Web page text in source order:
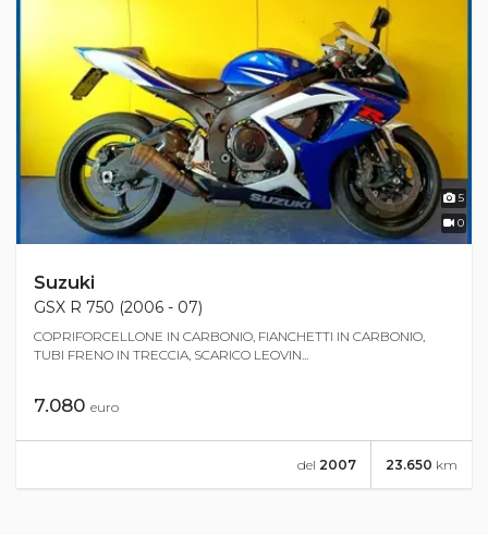
5
0
Suzuki
GSX R 750 (2006 - 07)
COPRIFORCELLONE IN CARBONIO, FIANCHETTI IN CARBONIO,
TUBI FRENO IN TRECCIA, SCARICO LEOVIN...
7.080 euro
23.650 km
del 2007